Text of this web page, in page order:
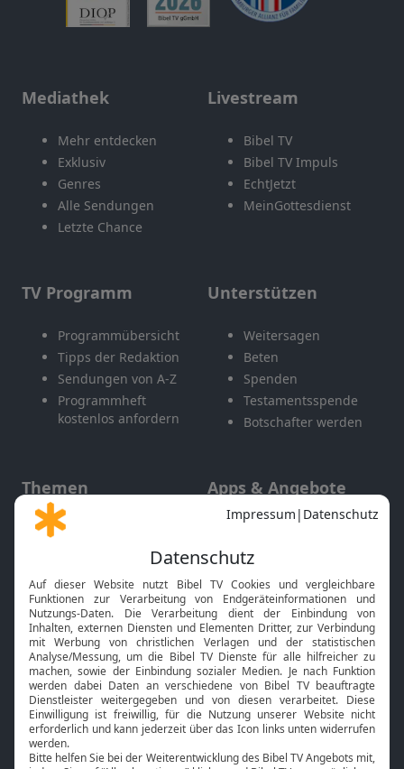
Mediathek
Mehr entdecken
Exklusiv
Genres
Alle Sendungen
Letzte Chance
Livestream
Bibel TV
Bibel TV Impuls
EchtJetzt
MeinGottesdienst
TV Programm
Programmübersicht
Tipps der Redaktion
Sendungen von A-Z
Programmheft
kostenlos anfordern
Unterstützen
Weitersagen
Beten
Spenden
Testamentsspende
Botschafter werden
Themen
Gott und Bibel erklärt
Neuigkeiten
Apps & Angebote
Mobile App
Smart TV
HbbTV
Bibelthek Online-Bibel
Nächster Gottesdienst
Bibel TV Service